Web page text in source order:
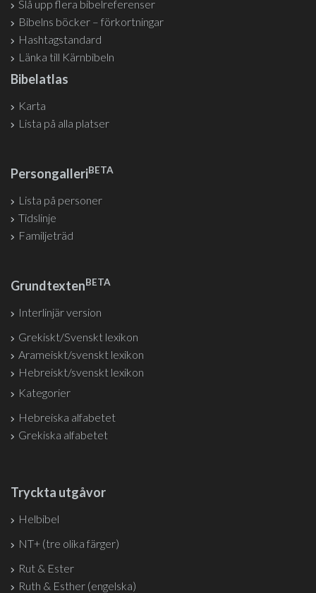
Slå upp flera bibelreferenser
Bibelns böcker – förkortningar
Hashtagstandard
Länka till Kärnbibeln
Bibelatlas
Karta
Lista på alla platser
PersongalleriBETA
Lista på personer
Tidslinje
Familjeträd
GrundtextenBETA
Interlinjär version
Grekiskt/Svenskt lexikon
Arameiskt/svenskt lexikon
Hebreiskt/svenskt lexikon
Kategorier
Hebreiska alfabetet
Grekiska alfabetet
Tryckta utgåvor
Helbibel
NT+ (tre olika färger)
Rut & Ester
Ruth & Esther (engelska)